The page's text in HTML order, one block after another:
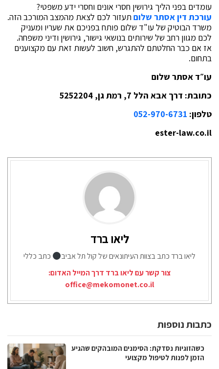
עומדים בפני הליך גירושין חסרי אונים וחסרי ידע משפטי?
עורכת דין אסתר שלוםתעזור לכם לצאת מהמצב המורכב הזה.
משרד הבוטיק של עו"ד שלום פותח בפניכם את שעריו ומעניק
לכם מגוון רחב של שירותים בנושאי גישור, גירושין ודיני משפחה.
אז אם כבר החלטתם להתגרש, חשוב לעשות זאת עם מקצוענים
בתחום.
עו״ד אסתר שלום
כתובת: דרך אבא הלל 7, רמת גן, 5252204
טלפון: 052-970-6731
ester-law.co.il
ליאו ברד
ליאו ברד כתב בצוות העיתונאים של קול תל אביב
כתב כללי
צור קשר עם ליאו ברד דרך המייל האדום:
office@mekomonet.co.il
כתבות נוספות
כשהזוגיות נסדקת: הסימנים המובהקים שהגיע
הזמן לפנות לטיפול מקצועי